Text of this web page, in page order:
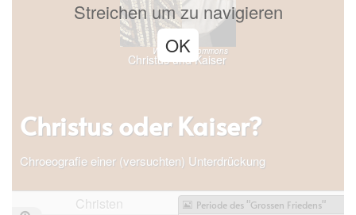
WikiMedia Commons
Christus und Kaiser
Christus oder Kaiser?
Chroeografie einer (versuchten) Unterdrückung
Streichen um zu navigieren
OK
Periode des "Grossen Friedens"
Christen